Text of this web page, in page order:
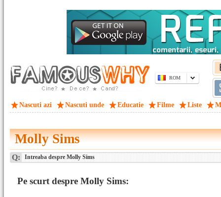
ROM
Nascuti azi Nascuti unde Educatie Filme Liste
Molly Sims
Q: Intreaba despre Molly Sims
Pe scurt despre Molly Sims: